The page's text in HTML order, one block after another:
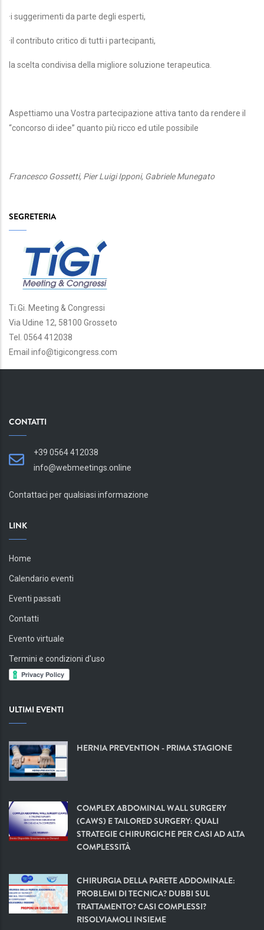
·i suggerimenti da parte degli esperti,
·il contributo critico di tutti i partecipanti,
la scelta condivisa della migliore soluzione terapeutica.
Aspettiamo una Vostra partecipazione attiva tanto da rendere il
“concorso di idee” quanto più ricco ed utile possibile
Francesco Gossetti, Pier Luigi Ipponi, Gabriele Munegato
SEGRETERIA
Ti.Gi. Meeting & Congressi
Via Udine 12, 58100 Grosseto
Tel. 0564 412038
Email info@tigicongress.com
CONTATTI
+39 0564 412038
info@webmeetings.online
Contattaci per qualsiasi informazione
LINK
Home
Calendario eventi
Eventi passati
Contatti
Evento virtuale
Termini e condizioni d'uso
ULTIMI EVENTI
HERNIA PREVENTION - PRIMA STAGIONE
COMPLEX ABDOMINAL WALL SURGERY
(CAWS) E TAILORED SURGERY: QUALI
STRATEGIE CHIRURGICHE PER CASI AD ALTA
COMPLESSITÀ
CHIRURGIA DELLA PARETE ADDOMINALE:
PROBLEMI DI TECNICA? DUBBI SUL
TRATTAMENTO? CASI COMPLESSI?
RISOLVIAMOLI INSIEME